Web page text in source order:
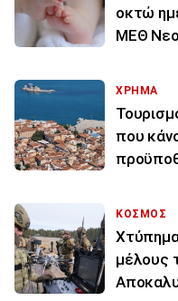
οκτώ
ΜΕΘ
ΧΡΗΜΑ
που
ΚΟΣΜΟΣ
μέλους